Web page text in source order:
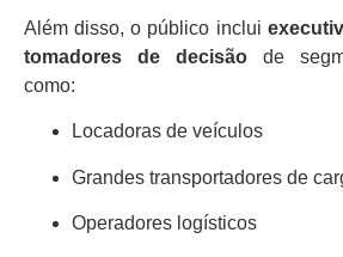
Além disso, o público inclui
tomadores de decisão de
como:
Locadoras de veículos
Grandes transportadores de
Operadores logísticos